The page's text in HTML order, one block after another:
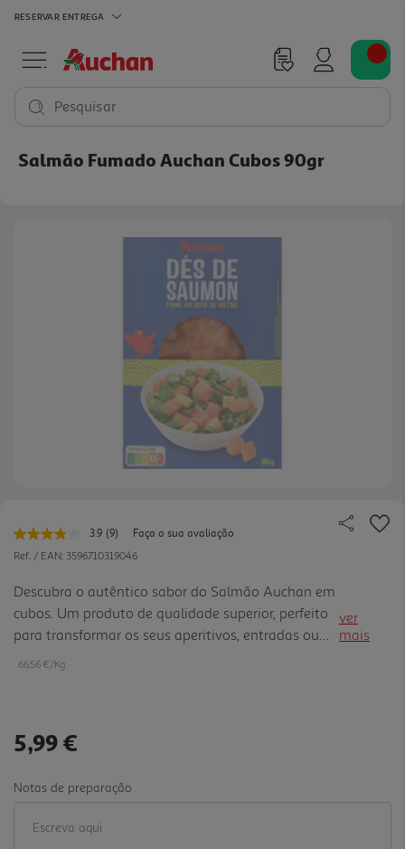
RESERVAR ENTREGA
Pesquisar
Salmão Fumado Auchan Cubos 90gr
3.9 Leu
9
Link
para
a
página.
(9)
Faça a sua avaliação
Ref. / EAN: 3596710319046
Descubra o autêntico sabor do Salmão Auchan em
cubos. Um produto de qualidade superior, perfeito
para transformar os seus aperitivos, entradas ou
pratos principais numa experiência gourmet única.
verdadeiramente delicioso.
ver
mais
66.56 €/Kg
5,99 €
Notas de preparação